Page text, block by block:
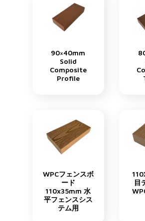
90×40mm
Solid
Composite
Profile
WPCフェンスボ
ード
110x35mm 水
平フェンスシス
テム用
目